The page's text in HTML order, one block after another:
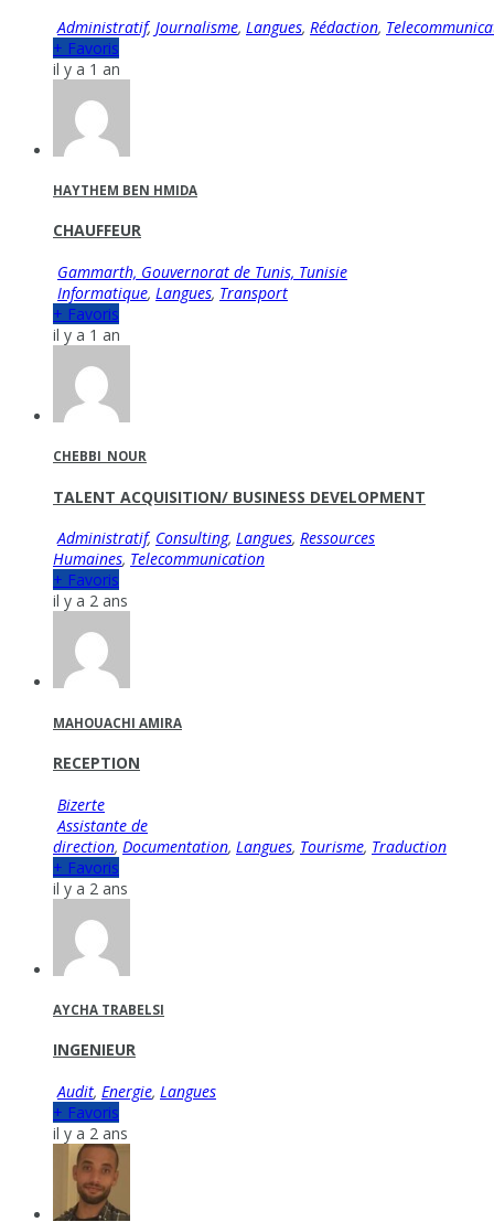
Administratif, Journalisme, Langues, Rédaction,
+ Favoris
il y a 1 an
HAYTHEM BEN HMIDA
CHAUFFEUR
Gammarth, Gouvernorat de Tunis, Tunisie
Informatique, Langues, Transport
+ Favoris
il y a 1 an
CHEBBI_NOUR
TALENT ACQUISITION/ BUSINESS DEVELOPMENT
Administratif, Consulting, Langues, Ressources
Humaines, Telecommunication
+ Favoris
il y a 2 ans
MAHOUACHI AMIRA
RECEPTION
Bizerte
Assistante de
direction, Documentation, Langues, Tourisme, Traduction
+ Favoris
il y a 2 ans
AYCHA TRABELSI
INGENIEUR
Audit, Energie, Langues
+ Favoris
il y a 2 ans